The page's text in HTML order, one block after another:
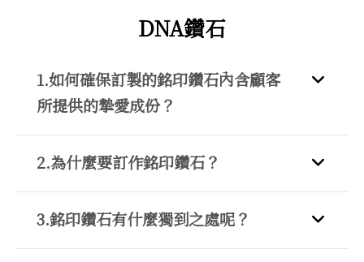
DNA鑽石
1.如何確保訂製的銘印鑽石內含顧客
所提供的摯愛成份？
2.為什麼要訂作銘印鑽石？
3.銘印鑽石有什麼獨到之處呢？